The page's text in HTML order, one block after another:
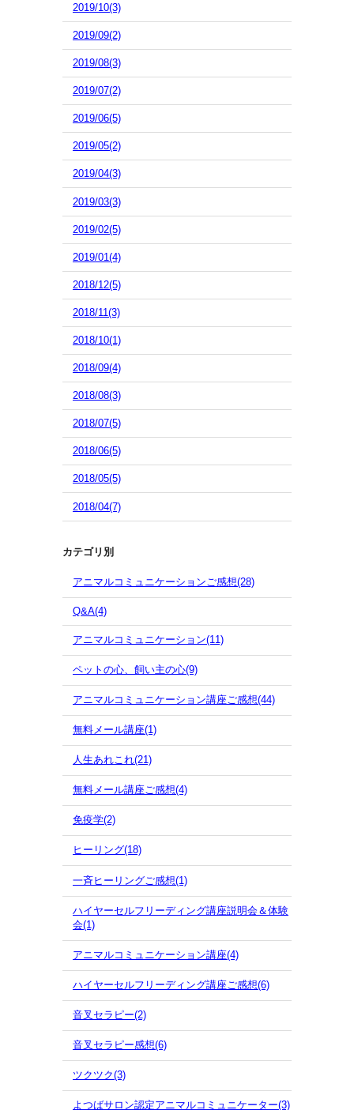
2019/10(3)
2019/09(2)
2019/08(3)
2019/07(2)
2019/06(5)
2019/05(2)
2019/04(3)
2019/03(3)
2019/02(5)
2019/01(4)
2018/12(5)
2018/11(3)
2018/10(1)
2018/09(4)
2018/08(3)
2018/07(5)
2018/06(5)
2018/05(5)
2018/04(7)
カテゴリ別
アニマルコミュニケーションご感想(28)
Q&A(4)
アニマルコミュニケーション(11)
ペットの心、飼い主の心(9)
アニマルコミュニケーション講座ご感想(44)
無料メール講座(1)
人生あれこれ(21)
無料メール講座ご感想(4)
免疫学(2)
ヒーリング(18)
一斉ヒーリングご感想(1)
ハイヤーセルフリーディング講座説明会＆体験
会(1)
アニマルコミュニケーション講座(4)
ハイヤーセルフリーディング講座ご感想(6)
音叉セラピー(2)
音叉セラピー感想(6)
ツクツク(3)
よつばサロン認定アニマルコミュニケーター(3)